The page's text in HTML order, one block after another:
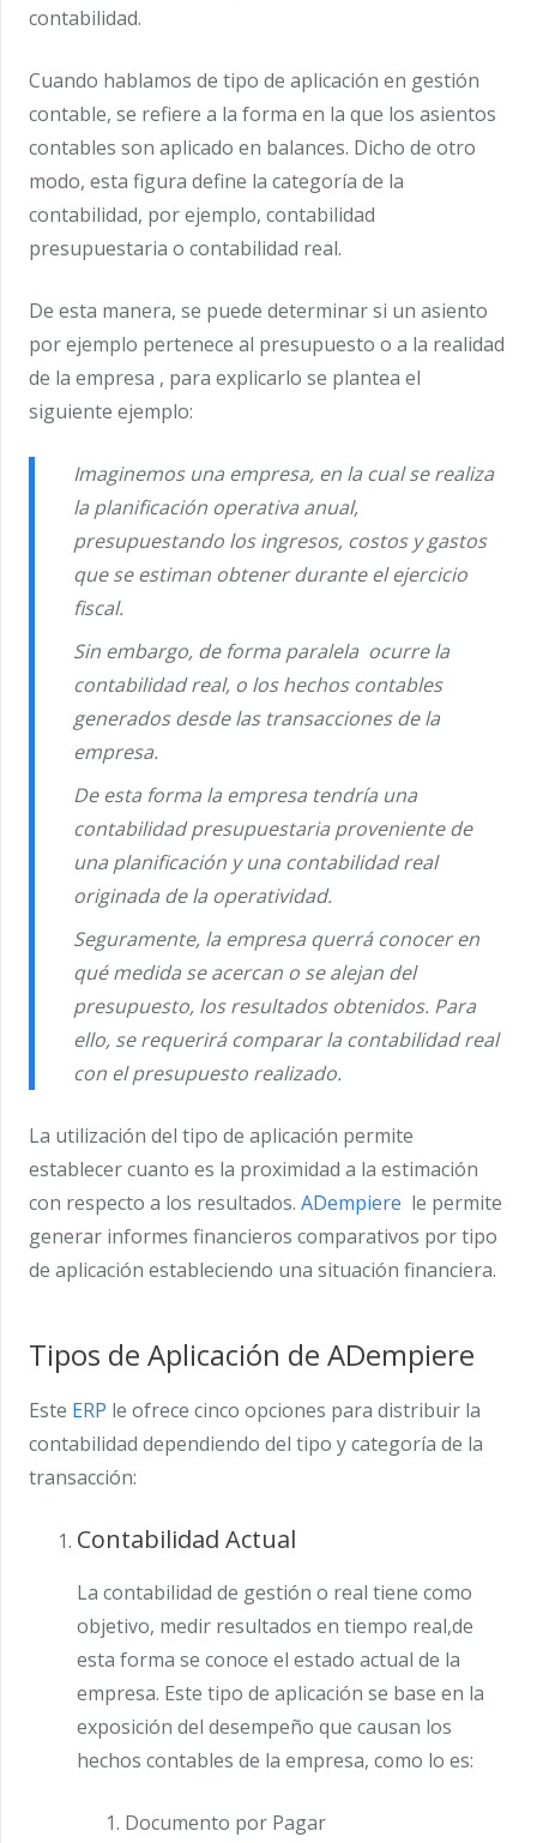
contabilidad.
Cuando hablamos de tipo de aplicación en gestión
contable, se refiere a la forma en la que los asientos
contables son aplicado en balances. Dicho de otro
modo, esta figura define la categoría de la
contabilidad, por ejemplo, contabilidad
presupuestaria o contabilidad real.
De esta manera, se puede determinar si un asiento
por ejemplo pertenece al presupuesto o a la realidad
de la empresa , para explicarlo se plantea el
siguiente ejemplo:
Imaginemos una empresa, en la cual se realiza
la planificación operativa anual,
presupuestando los ingresos, costos y gastos
que se estiman obtener durante el ejercicio
fiscal.
Sin embargo, de forma paralela ocurre la
contabilidad real, o los hechos contables
generados desde las transacciones de la
empresa.
De esta forma la empresa tendría una
contabilidad presupuestaria proveniente de
una planificación y una contabilidad real
originada de la operatividad.
Seguramente, la empresa querrá conocer en
qué medida se acercan o se alejan del
presupuesto, los resultados obtenidos. Para
ello, se requerirá comparar la contabilidad real
con el presupuesto realizado.
La utilización del tipo de aplicación permite
establecer cuanto es la proximidad a la estimación
con respecto a los resultados. ADempiere le permite
generar informes financieros comparativos por tipo
de aplicación estableciendo una situación financiera.
Tipos de Aplicación de ADempiere
Este ERP le ofrece cinco opciones para distribuir la
contabilidad dependiendo del tipo y categoría de la
transacción:
Contabilidad Actual
La contabilidad de gestión o real tiene como
objetivo, medir resultados en tiempo real,de
esta forma se conoce el estado actual de la
empresa. Este tipo de aplicación se base en la
exposición del desempeño que causan los
hechos contables de la empresa, como lo es:
Documento por Pagar